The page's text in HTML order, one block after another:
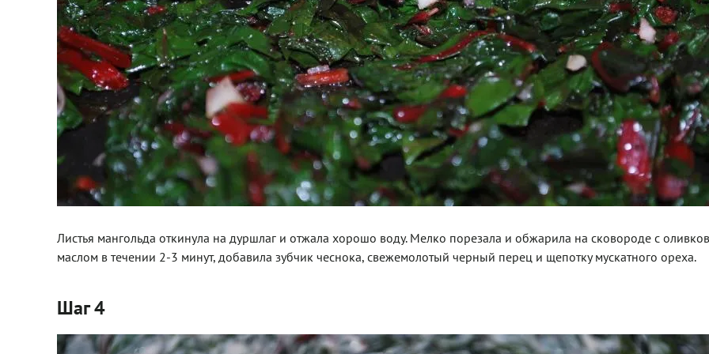
Листья мангольда откинула на дуршлаг и отжала хорошо воду. Мелко порезала и обжарила на сковороде с
маслом в течении 2-3 минут, добавила зубчик чеснока, свежемолотый черный перец и щепотку мускатного ореха.
Шаг 4